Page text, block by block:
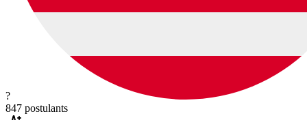
?
847 postulants